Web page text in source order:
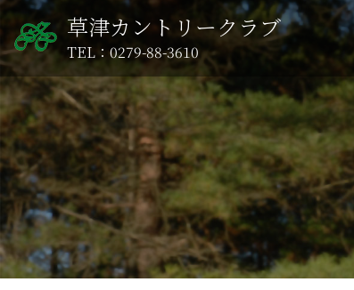
草津カントリークラブ
TEL：0279-88-3610